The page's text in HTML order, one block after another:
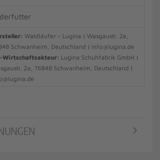
Waldläufer - Lugina | Wasgaustr. 2a,
Schwanheim, Deutschland | info@lugina.de
Wirtschaftsakteur: Lugina Schuhfabrik GmbH |
2a, 76848 Schwanheim, Deutschland |